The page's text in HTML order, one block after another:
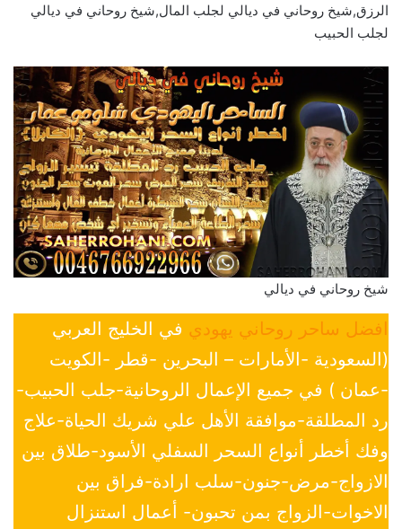
الرزق,شيخ روحاني في ديالي لجلب المال,شيخ روحاني في ديالي
لجلب الحبيب
شيخ روحاني في ديالي
افضل ساحر روحاني يهودي في الخليج العربي
(السعودية -الأمارات – البحرين -قطر -الكويت
-عمان ) في جميع الإعمال الروحانية-جلب الحبيب-
رد المطلقة-موافقة الأهل علي شريك الحياة-علاج
وفك أخطر أنواع السحر السفلي الأسود-طلاق بين
الازواج-مرض-جنون-سلب ارادة-فراق بين
الاخوات-الزواج بمن تحبون- أعمال استنزال